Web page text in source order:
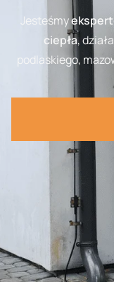
Jesteśmy
ciepła,
podlaskiego,